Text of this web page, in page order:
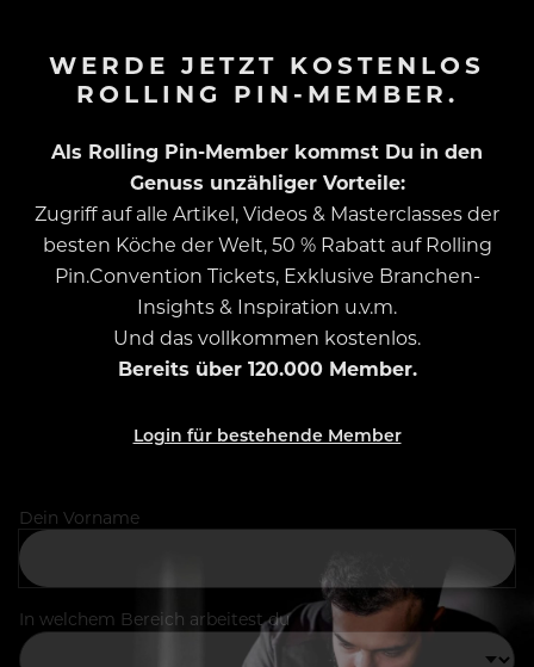
WERDE JETZT KOSTENLOS
ROLLING PIN-MEMBER.
Als Rolling Pin-Member kommst Du in den
Genuss unzähliger Vorteile:
Zugriff auf alle Artikel, Videos & Masterclasses der
besten Köche der Welt, 50 % Rabatt auf Rolling
Pin.Convention Tickets, Exklusive Branchen-
Insights & Inspiration u.v.m.
Und das vollkommen kostenlos.
Bereits über 120.000 Member.
Login für bestehende Member
Dein Vorname
In welchem Bereich arbeitest du